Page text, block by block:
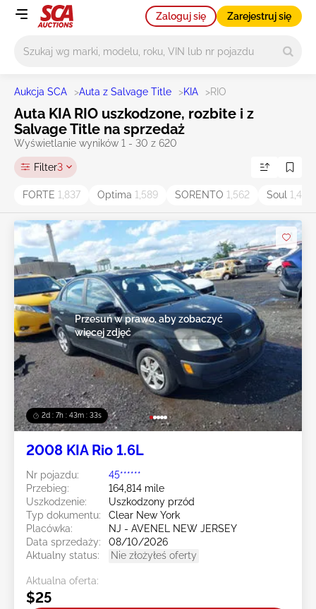
Zaloguj się Zarejestruj się
Aukcja SCA >Auta z Salvage Title >KIA >RIO
Auta KIA RIO uszkodzone, rozbite i z
Salvage Title na sprzedaż
Wyświetlanie wyników 1 - 30 z 620
Filter3
FORTE 1,837 Optima 1,589 SORENTO 1,562 Soul 1,486
2d : 7h : 43m : 30s
Przesuń w prawo, aby zobaczyć
więcej zdjęć
2008 KIA Rio 1.6L
Nr pojazdu:
45******
Przebieg:
164,814 mile
Uszkodzenie:
Uszkodzony przód
Typ dokumentu:
Clear New York
Placówka:
NJ - AVENEL NEW JERSEY
Data sprzedaży:
08/10/2026
Aktualny status:
Nie złożyłeś oferty
Aktualna oferta:
$25